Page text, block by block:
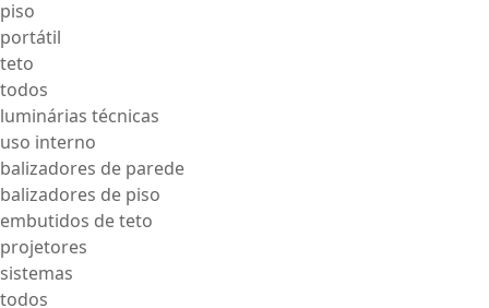
piso
portátil
teto
todos
luminárias técnicas
uso interno
balizadores de parede
balizadores de piso
embutidos de teto
projetores
sistemas
todos